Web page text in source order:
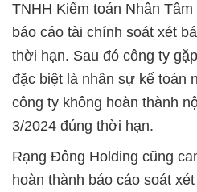
TNHH Kiểm toán Nhân
báo cáo tài chính soát xét
thời hạn. Sau đó công ty
đặc biệt là nhân sự kế toán
công ty không hoàn thành
3/2024 đúng thời hạn.
Rạng Đông Holding cũng
hoàn thành báo cáo soát